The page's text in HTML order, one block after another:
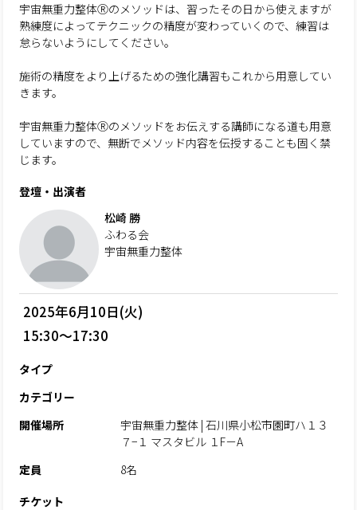
宇宙無重力整体Ⓡのメソッドは、習ったその日から使えますが
熟練度によってテクニックの精度が変わっていくので、練習は
怠らないようにしてください。
施術の精度をより上げるための強化講習もこれから用意してい
きます。
宇宙無重力整体Ⓡのメソッドをお伝えする講師になる道も用意
していますので、無断でメソッド内容を伝授することも固く禁
じます。
登壇・出演者
松崎 勝
ふわる会
宇宙無重力整体
2025年6月10日(火)
15:30～17:30
タイプ
カテゴリー
開催場所
宇宙無重力整体 | 石川県小松市園町ハ１３
７−１ マスタビル １F－A
定員
8名
チケット